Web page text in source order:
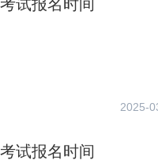
试报名时间
2025-
试报名时间